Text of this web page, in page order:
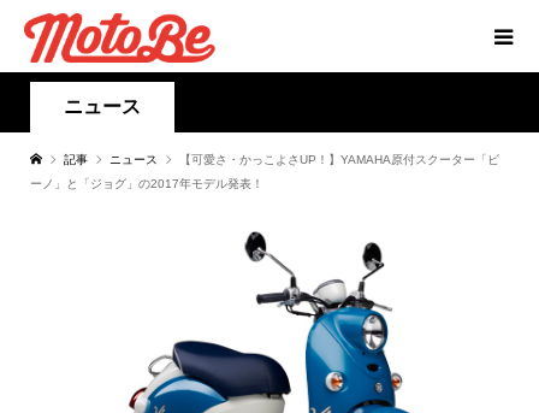
ニュース
記事 ニュース
【可愛さ・かっこよさUP！】YAMAHA原付スクーター「ビ
ーノ」と「ジョグ」の2017年モデル発表！